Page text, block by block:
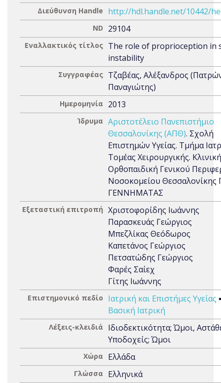
Διεύθυνση Handle http://hdl.handle.net/10442/
ND 29104
Εναλλακτικός τίτλος The role of proprioception in
instability
Συγγραφέας Τζαβέας, Αλέξανδρος
Παναγιώτης)
Ημερομηνία 2013
Ίδρυμα Αριστοτέλειο Πανεπιστήμιο
Θεσσαλονίκης (ΑΠΘ). Σχολή
Επιστημών Υγείας. Τμήμα
Τομέας Χειρουργικής.
Ορθοπαιδική Γενικού
Νοσοκομείου Θεσσαλονίκης
ΓΕΝΝΗΜΑΤΑΣ
Εξεταστική επιτροπή Χριστοφορίδης Ιωάννης
Παρασκευάς Γεώργιος
Μπεζλίκας Θεόδωρος
Καπετάνος Γεώργιος
Πετσατώδης Γεώργιος
Φαρές Σαίεχ
Γίτης Ιωάννης
Επιστημονικό πεδίο Ιατρική και Επιστήμες Υγείας
Βασική Ιατρική
Λέξεις-κλειδιά
Ιδιοδεκτικότητα; Ώμοι,
Υποδοχείς; Ώμοι
Χώρα Ελλάδα
Γλώσσα Ελληνικά